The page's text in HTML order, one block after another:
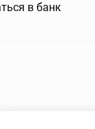
в банк